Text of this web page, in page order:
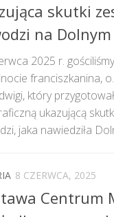
skutki
na Dolnym
2025 r.
franciszkanina,
który
ukazującą
jaka nawiedziła
8 CZERWCA, 2025
Centrum